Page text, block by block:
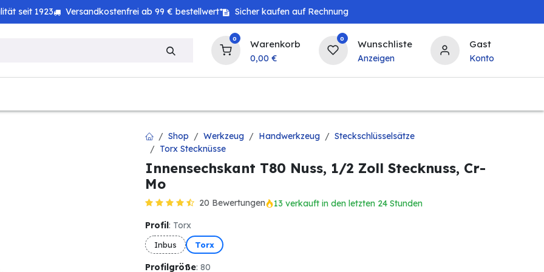
seit 1923 Versandkostenfrei ab 99 € bestellwert* Sicher kaufen auf Rechnung
0 Warenkorb
0,00 €
0 Wunschliste
Anzeigen
Gast
Konto
Shop Werkzeug Handwerkzeug
Steckschlüsselsätze
Torx Stecknüsse
Innensechskant T80 Nuss, 1/2 Zoll Stecknuss, Cr-
Mo
20 Bewertungen 13 verkauft in den letzten 24 Stunden
Profil: Torx
Inbus Torx
Profilgröße: 80